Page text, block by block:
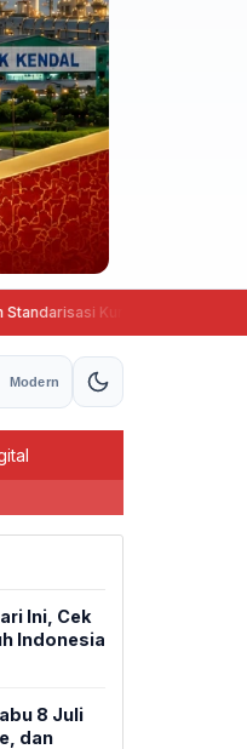
Kurikulum Pembinaan PMR dan
Modern
Ini, Cek
Indonesia
8 Juli
dan